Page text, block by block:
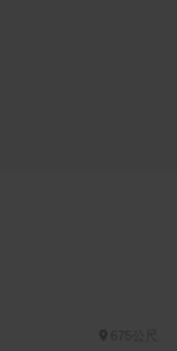
675公尺